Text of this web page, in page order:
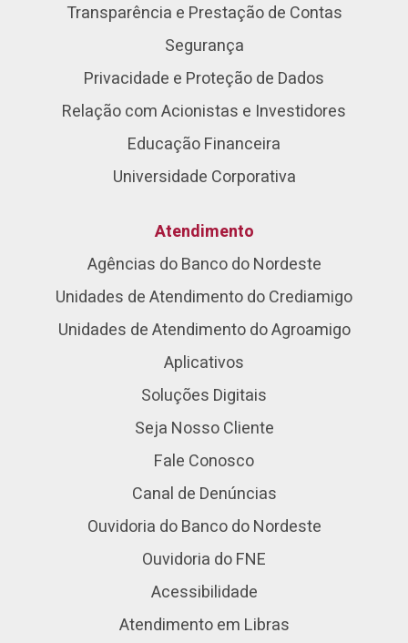
Transparência e Prestação de Contas
Segurança
Privacidade e Proteção de Dados
Relação com Acionistas e Investidores
Educação Financeira
Universidade Corporativa
Atendimento
Agências do Banco do Nordeste
Unidades de Atendimento do Crediamigo
Unidades de Atendimento do Agroamigo
Aplicativos
Soluções Digitais
Seja Nosso Cliente
Fale Conosco
Canal de Denúncias
Ouvidoria do Banco do Nordeste
Ouvidoria do FNE
Acessibilidade
Atendimento em Libras